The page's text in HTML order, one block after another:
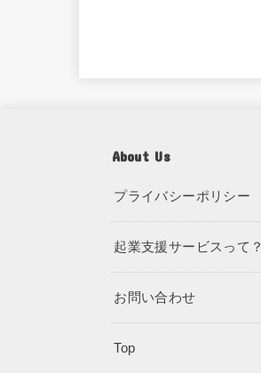
About Us
プライバシーポリシー
起業支援サービスって？
お問い合わせ
Top